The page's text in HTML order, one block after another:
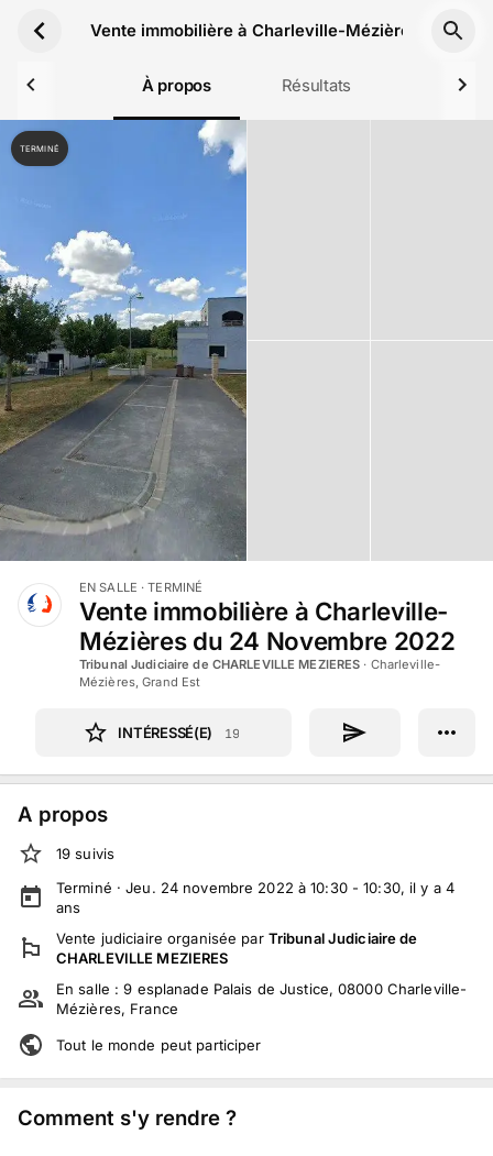
Vente immobilière à Charleville-Mézières du 24
À propos Résultats
TERMINÉ
EN SALLE · TERMINÉ
Vente immobilière à Charleville-
Mézières du 24 Novembre 2022
Tribunal Judiciaire de CHARLEVILLE MEZIERES · Charleville-
Mézières, Grand Est
INTÉRESSÉ(E) 19
A propos
19 suivis
Terminé ·Jeu. 24 novembre 2022 à 10:30 - 10:30, il y a 4
ans
Vente judiciaire organisée par Tribunal Judiciaire de
CHARLEVILLE MEZIERES
En salle :9 esplanade Palais de Justice, 08000 Charleville-
Mézières, France
Tout le monde peut participer
Comment s'y rendre ?